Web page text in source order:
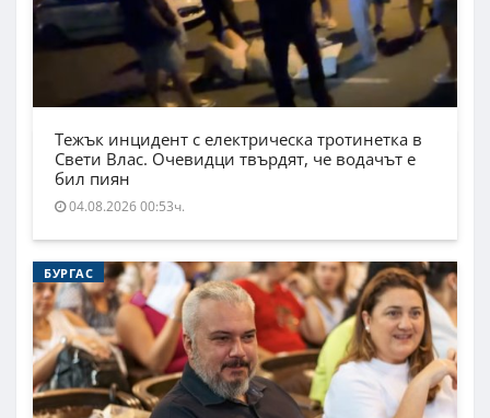
Тежък инцидент с електрическа тротинетка в
Свети Влас. Очевидци твърдят, че водачът е
бил пиян
04.08.2026 00:53ч.
БУРГАС